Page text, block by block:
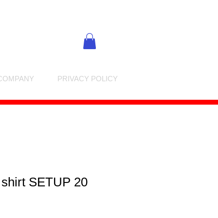
PRIVACY POLICY
SETUP 20